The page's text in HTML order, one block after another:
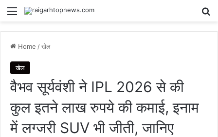
Menu
Home /खेल
खेल
वैभव सूर्यवंशी ने IPL 2026 से की
कुल इतने लाख रुपये की कमाई, इनाम
में लग्जरी SUV भी जीती, जानिए